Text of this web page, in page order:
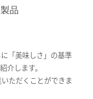
品
「美味しさ」の基準
介します。
ただくことができま